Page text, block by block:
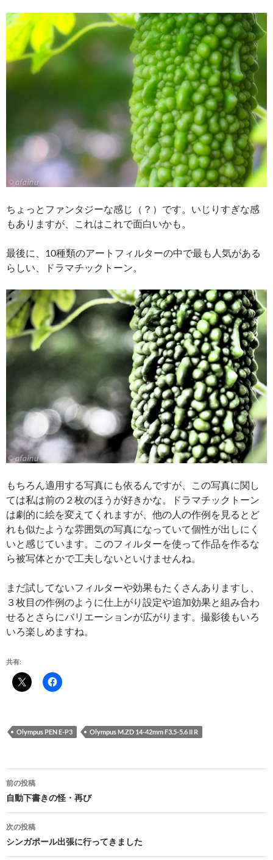
ちょっとファンタジーな感じ（？）です。いじりすぎな感
もありますが、これはこれで面白いかも。
最後に、10種類のアートフィルターの中で最も人気がある
らしい、ドラマチックトーン。
もちろん適用する写真にも依るんですが、この写真に関し
ては私は前の２枚のほうが好きかな。ドラマチックトーン
は劇的に絵を変えてくれますが、他の人の作例を見るとど
れも似たような雰囲気の写真になっていて個性が出しにく
いと感じています。このフィルターを使って作品を作るな
ら被写体とかで工夫しないといけませんね。
まだ試してないフィルターや効果もたくさんありますし、
３枚目の作例のように仕上がり設定や追加効果と組み合わ
せるとさらにバリエーションが広がります。撮影後もいろ
いろ楽しめますね。
共有:
Olympus PEN E-P3 Olympus M.ZD 14-42mm F3.5-5.6 II R
投
稿
ナ
ビ
前の投稿
自動下書きの怪・再び
次の投稿
シンガポール出張に行ってきました